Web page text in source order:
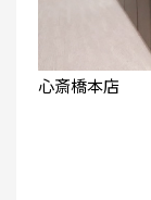
心斎橋本店